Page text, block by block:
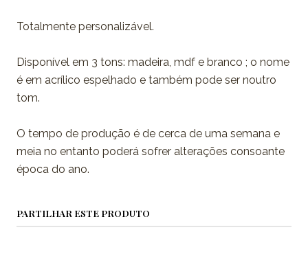
Totalmente personalizável.
Disponível em 3 tons: madeira, mdf e branco ; o nome
é em acrílico espelhado e também pode ser noutro
tom.
O tempo de produção é de cerca de uma semana e
meia no entanto poderá sofrer alterações consoante
época do ano.
PARTILHAR ESTE PRODUTO